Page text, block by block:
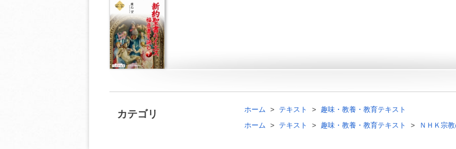
カテゴリ ホーム テキスト
趣味・教養・教育テキスト
ホーム
テキスト 趣味・教養・教育テキスト ＮＨＫ宗